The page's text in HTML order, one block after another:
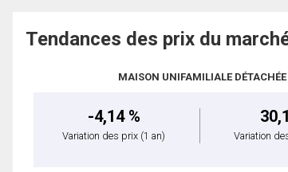
Tendances des prix du
MAISON UNIFAMILIALE DÉTACHÉE
-4,14 %
Variation des prix (1 an) Variation